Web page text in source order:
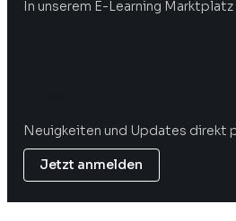
In unserem E-Learning
Neuigkeiten und Updates direkt
Jetzt anmelden